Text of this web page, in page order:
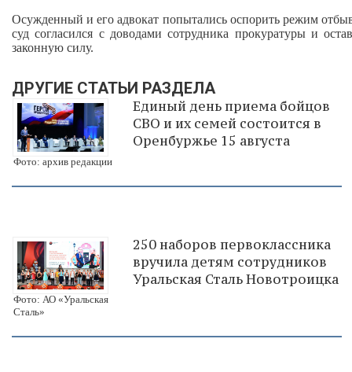
Осужденный и его адвокат попытались оспорить режим
суд согласился с доводами сотрудника прокуратуры и
законную силу.
ДРУГИЕ СТАТЬИ РАЗДЕЛА
Фото: архив редакции
Единый день приема бойцов
СВО и их семей состоится в
Оренбуржье 15 августа
Фото: АО «Уральская
Сталь»
250 наборов первоклассника
вручила детям сотрудников
Уральская Сталь Новотроицка